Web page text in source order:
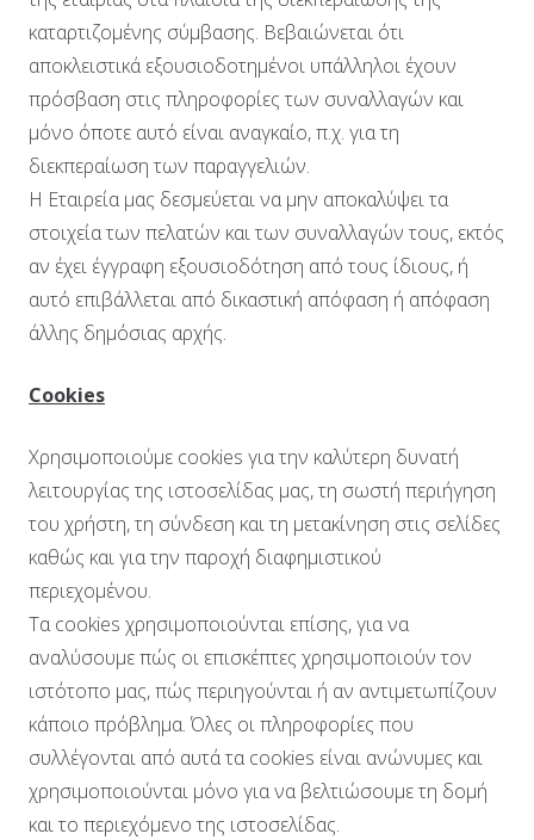
καταρτιζομένης σύμβασης. Βεβαιώνεται ότι
αποκλειστικά εξουσιοδοτημένοι υπάλληλοι έχουν
πρόσβαση στις πληροφορίες των συναλλαγών και
μόνο όποτε αυτό είναι αναγκαίο, π.χ. για τη
διεκπεραίωση των παραγγελιών.
Η Εταιρεία μας δεσμεύεται να μην αποκαλύψει τα
στοιχεία των πελατών και των συναλλαγών τους, εκτός
αν έχει έγγραφη εξουσιοδότηση από τους ίδιους, ή
αυτό επιβάλλεται από δικαστική απόφαση ή απόφαση
άλλης δημόσιας αρχής.
Cookies
Χρησιμοποιούμε cookies για την καλύτερη δυνατή
λειτουργίας της ιστοσελίδας μας, τη σωστή περιήγηση
του χρήστη, τη σύνδεση και τη μετακίνηση στις σελίδες
καθώς και για την παροχή διαφημιστικού
περιεχομένου.
Τα cookies χρησιμοποιούνται επίσης, για να
αναλύσουμε πώς οι επισκέπτες χρησιμοποιούν τον
ιστότοπο μας, πώς περιηγούνται ή αν αντιμετωπίζουν
κάποιο πρόβλημα. Όλες οι πληροφορίες που
συλλέγονται από αυτά τα cookies είναι ανώνυμες και
χρησιμοποιούνται μόνο για να βελτιώσουμε τη δομή
και το περιεχόμενο της ιστοσελίδας.